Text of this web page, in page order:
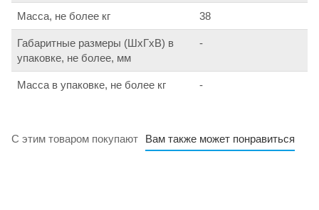
Масса, не более кг 38
Габаритные размеры (ШхГхВ) в
упаковке, не более, мм
-
Масса в упаковке, не более кг -
С этим товаром покупают Вам также может понравиться